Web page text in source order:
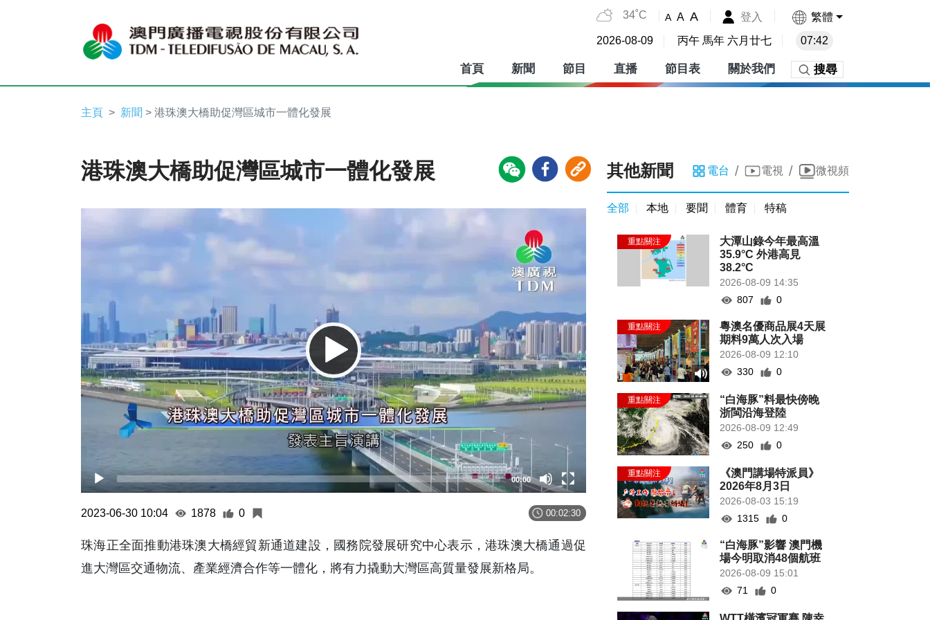
34˚C A A A 登入 繁體
2026-08-09 丙午 馬年 六月廿七 07:42
首頁 新聞 節目 直播 節目表 關於我們 搜尋
主頁 新聞 > 港珠澳大橋助促灣區城市一體化發展
港珠澳大橋助促灣區城市一體化發展
00:00
2023-06-30 10:04 1878 0 00:02:30
珠海正全面推動港珠澳大橋經貿新通道建設，國務院發展研究中心表示，港珠澳大橋通過促
進大灣區交通物流、產業經濟合作等一體化，將有力撬動大灣區高質量發展新格局。
其他新聞 電台 / 電視 / 微視頻
全部 本地 要聞 體育 特稿
大潭山錄今年最高溫
35.9°C 外港高見
38.2°C
2026-08-09 14:35
807
0
粵澳名優商品展4天展
期料9萬人次入場
2026-08-09 12:10
330
0
“白海豚”料最快傍晚
浙閩沿海登陸
2026-08-09 12:49
250
0
《澳門講場特派員》
2026年8月3日
2026-08-03 15:19
1315
0
“白海豚”影響 澳門機
場今明取消48個航班
2026-08-09 15:01
71
0